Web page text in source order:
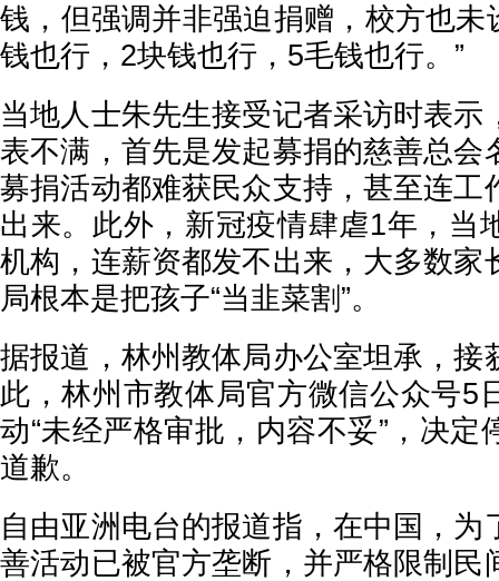
钱，但强调并非强迫捐赠，校方也未
钱也行，2块钱也行，5毛钱也行。”
当地人士朱先生接受记者采访时表示
表不满，首先是发起募捐的慈善总会
募捐活动都难获民众支持，甚至连工
出来。此外，新冠疫情肆虐1年，当
机构，连薪资都发不出来，大多数家
局根本是把孩子“当韭菜割”。
据报道，林州教体局办公室坦承，接
此，林州市教体局官方微信公众号5
动“未经严格审批，内容不妥”，决定
道歉。
自由亚洲电台的报道指，在中国，为
善活动已被官方垄断，并严格限制民